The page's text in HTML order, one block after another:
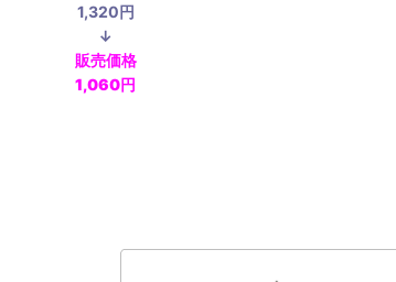
1,320円
↓
販売価格
1,060円